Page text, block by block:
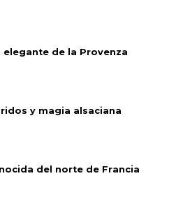
de la Provenza
y magia alsaciana
del norte de Francia